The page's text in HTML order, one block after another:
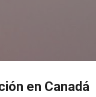
en Canadá